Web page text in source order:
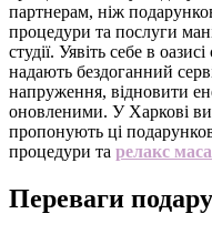
партнерам, ніж
процедури та послуги
студії. Уявіть себе в
надають бездоганний
напруження, відновити
оновленими. У Харкові ви
пропонують ці
процедури та релакс
Переваги